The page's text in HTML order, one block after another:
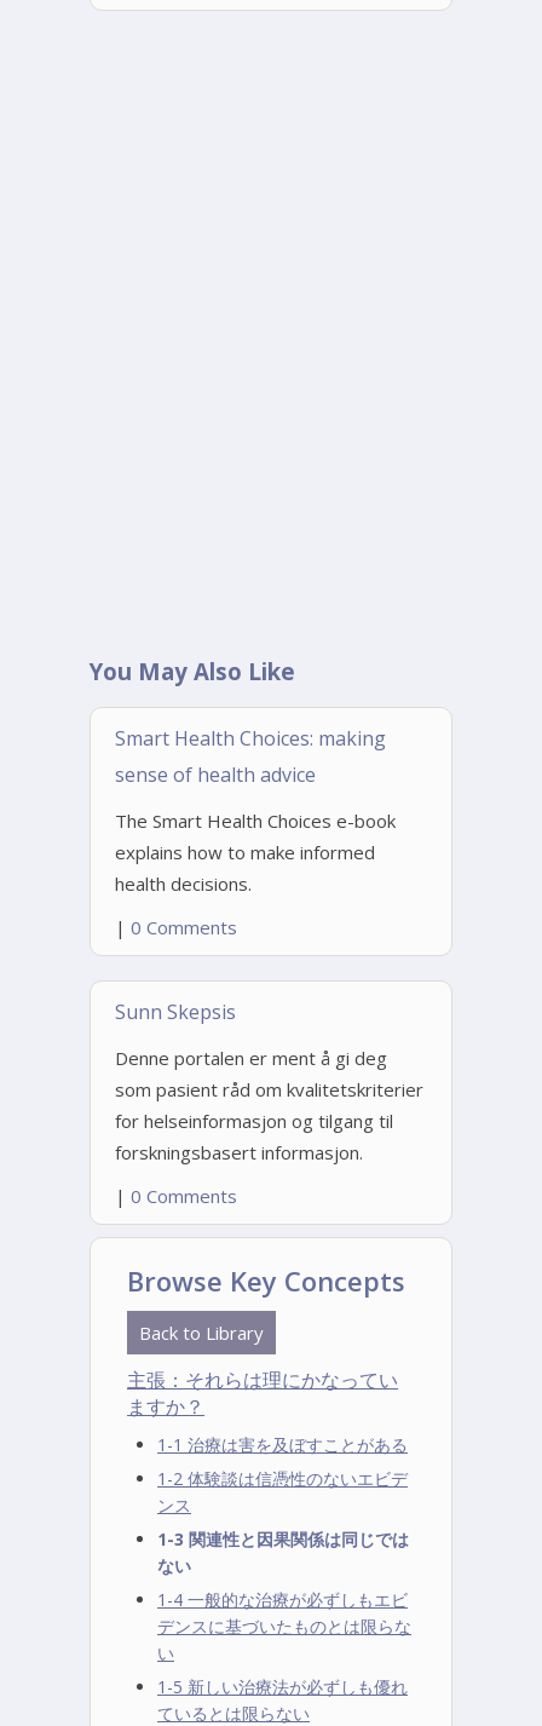
You May Also Like
Smart Health Choices: making
sense of health advice
The Smart Health Choices e-book
explains how to make informed
health decisions.
| 0 Comments
Sunn Skepsis
Denne portalen er ment å gi deg
som pasient råd om kvalitetskriterier
for helseinformasjon og tilgang til
forskningsbasert informasjon.
| 0 Comments
Browse Key Concepts
Back to Library
主張：それらは理にかなってい
ますか？
1-1 治療は害を及ぼすことがある
1-2 体験談は信憑性のないエビデ
ンス
1-3 関連性と因果関係は同じでは
ない
1-4 一般的な治療が必ずしもエビ
デンスに基づいたものとは限らな
い
1-5 新しい治療法が必ずしも優れ
ているとは限らない